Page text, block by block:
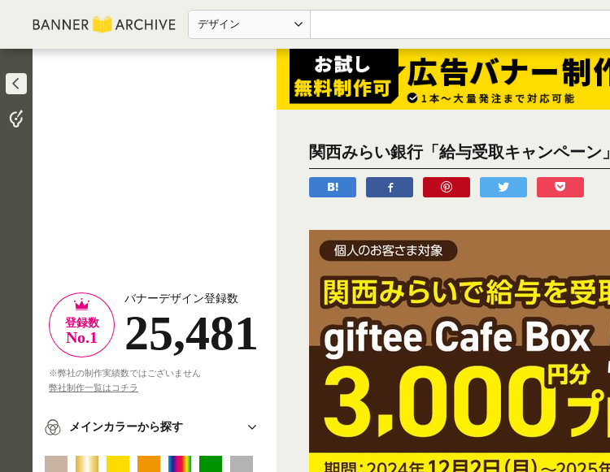
デザイン
登録数
No.1
バナーデザイン登録数
25,481
※弊社の制作実績数ではございません
弊社制作一覧はコチラ
メインカラーから探す
関西みらい銀行「給与受取キャンペーン」